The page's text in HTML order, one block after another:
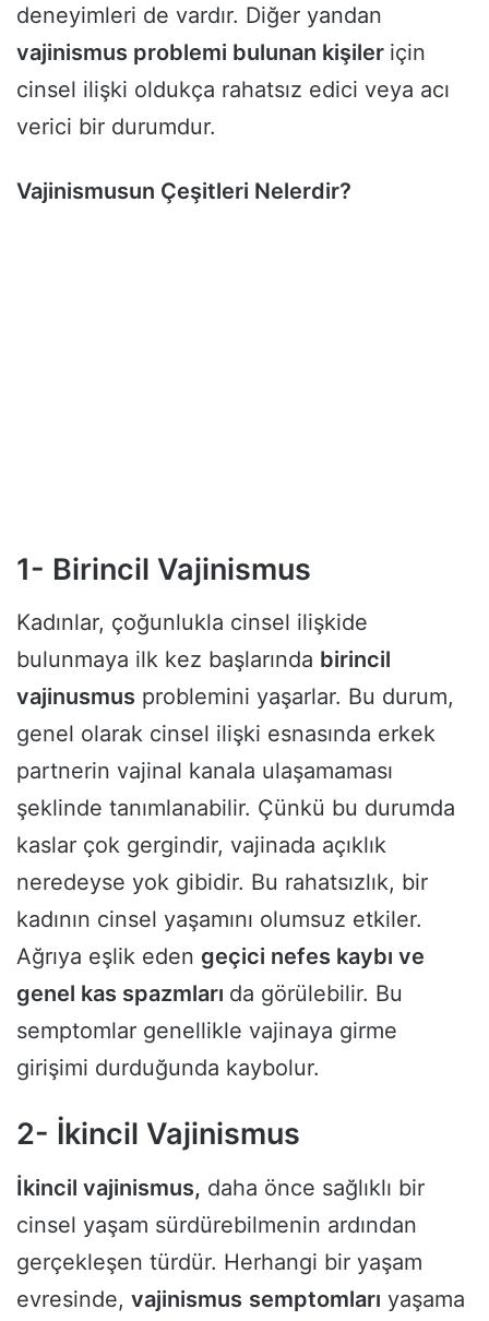
deneyimleri de vardır. Diğer yandan
vajinismus problemi bulunan kişiler için
cinsel ilişki oldukça rahatsız edici veya acı
verici bir durumdur.
Vajinismusun Çeşitleri Nelerdir?
1- Birincil Vajinismus
Kadınlar, çoğunlukla cinsel ilişkide
bulunmaya ilk kez başlarında birincil
vajinusmus problemini yaşarlar. Bu durum,
genel olarak cinsel ilişki esnasında erkek
partnerin vajinal kanala ulaşamaması
şeklinde tanımlanabilir. Çünkü bu durumda
kaslar çok gergindir, vajinada açıklık
neredeyse yok gibidir. Bu rahatsızlık, bir
kadının cinsel yaşamını olumsuz etkiler.
Ağrıya eşlik eden geçici nefes kaybı ve
genel kas spazmları da görülebilir. Bu
semptomlar genellikle vajinaya girme
girişimi durduğunda kaybolur.
2- İkincil Vajinismus
İkincil vajinismus, daha önce sağlıklı bir
cinsel yaşam sürdürebilmenin ardından
gerçekleşen türdür. Herhangi bir yaşam
evresinde, vajinismus semptomları yaşama